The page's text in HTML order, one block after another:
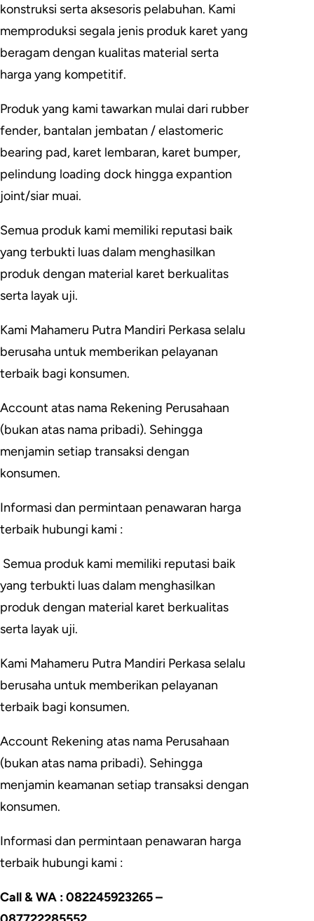
konstruksi serta aksesoris pelabuhan. Kami
memproduksi segala jenis produk karet yang
beragam dengan kualitas material serta
harga yang kompetitif.
Produk yang kami tawarkan mulai dari rubber
fender, bantalan jembatan / elastomeric
bearing pad, karet lembaran, karet bumper,
pelindung loading dock hingga expantion
joint/siar muai.
Semua produk kami memiliki reputasi baik
yang terbukti luas dalam menghasilkan
produk dengan material karet berkualitas
serta layak uji.
Kami Mahameru Putra Mandiri Perkasa selalu
berusaha untuk memberikan pelayanan
terbaik bagi konsumen.
Account atas nama Rekening Perusahaan
(bukan atas nama pribadi). Sehingga
menjamin setiap transaksi dengan
konsumen.
Informasi dan permintaan penawaran harga
terbaik hubungi kami :
Semua produk kami memiliki reputasi baik
yang terbukti luas dalam menghasilkan
produk dengan material karet berkualitas
serta layak uji.
Kami Mahameru Putra Mandiri Perkasa selalu
berusaha untuk memberikan pelayanan
terbaik bagi konsumen.
Account Rekening atas nama Perusahaan
(bukan atas nama pribadi). Sehingga
menjamin keamanan setiap transaksi dengan
konsumen.
Informasi dan permintaan penawaran harga
terbaik hubungi kami :
Call & WA : 082245923265 –